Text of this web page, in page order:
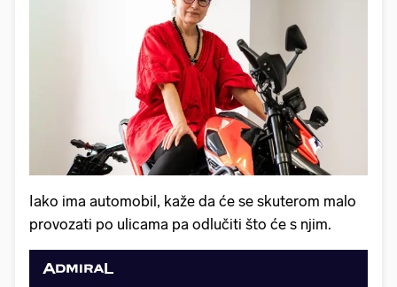
Iako ima automobil, kaže da će se skuterom malo
provozati po ulicama pa odlučiti što će s njim.